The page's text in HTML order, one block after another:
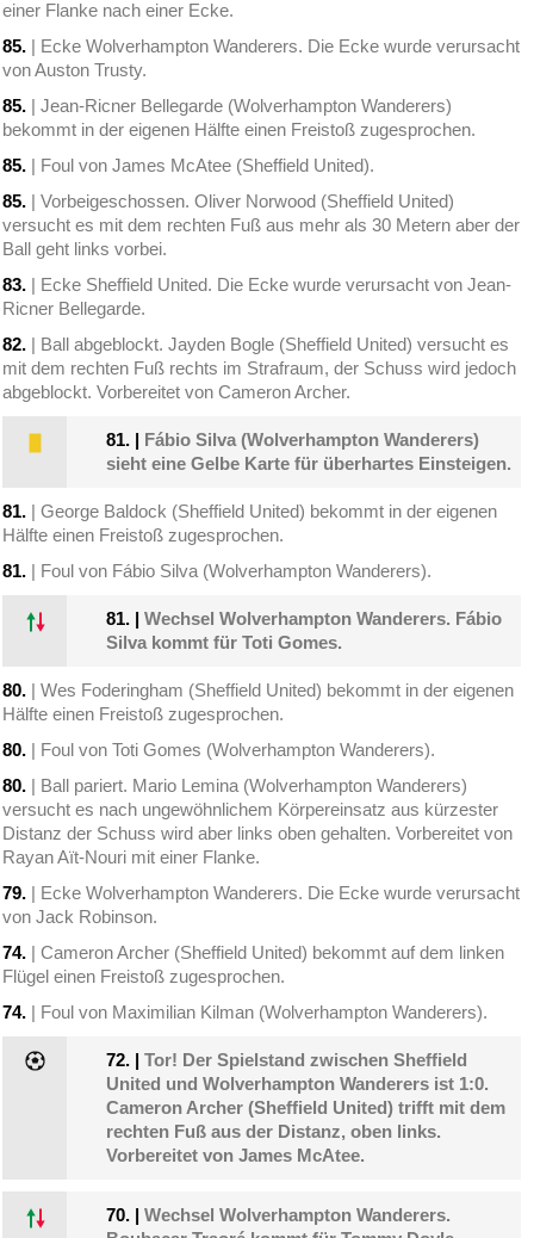
einer Flanke nach einer Ecke.
85. | Ecke Wolverhampton Wanderers. Die Ecke wurde verursacht
von Auston Trusty.
85. | Jean-Ricner Bellegarde (Wolverhampton Wanderers)
bekommt in der eigenen Hälfte einen Freistoß zugesprochen.
85. | Foul von James McAtee (Sheffield United).
85. | Vorbeigeschossen. Oliver Norwood (Sheffield United)
versucht es mit dem rechten Fuß aus mehr als 30 Metern aber der
Ball geht links vorbei.
83. | Ecke Sheffield United. Die Ecke wurde verursacht von Jean-
Ricner Bellegarde.
82. | Ball abgeblockt. Jayden Bogle (Sheffield United) versucht es
mit dem rechten Fuß rechts im Strafraum, der Schuss wird jedoch
abgeblockt. Vorbereitet von Cameron Archer.
81. | Fábio Silva (Wolverhampton Wanderers)
sieht eine Gelbe Karte für überhartes Einsteigen.
81. | George Baldock (Sheffield United) bekommt in der eigenen
Hälfte einen Freistoß zugesprochen.
81. | Foul von Fábio Silva (Wolverhampton Wanderers).
81. |Wechsel Wolverhampton Wanderers. Fábio
Silva kommt für Toti Gomes.
80. | Wes Foderingham (Sheffield United) bekommt in der eigenen
Hälfte einen Freistoß zugesprochen.
80. | Foul von Toti Gomes (Wolverhampton Wanderers).
80. | Ball pariert. Mario Lemina (Wolverhampton Wanderers)
versucht es nach ungewöhnlichem Körpereinsatz aus kürzester
Distanz der Schuss wird aber links oben gehalten. Vorbereitet von
Rayan Aït-Nouri mit einer Flanke.
79. | Ecke Wolverhampton Wanderers. Die Ecke wurde verursacht
von Jack Robinson.
74. | Cameron Archer (Sheffield United) bekommt auf dem linken
Flügel einen Freistoß zugesprochen.
74. | Foul von Maximilian Kilman (Wolverhampton Wanderers).
72. |Tor! Der Spielstand zwischen Sheffield
United und Wolverhampton Wanderers ist 1:0.
Cameron Archer (Sheffield United) trifft mit dem
rechten Fuß aus der Distanz, oben links.
Vorbereitet von James McAtee.
70. |Wechsel Wolverhampton Wanderers.